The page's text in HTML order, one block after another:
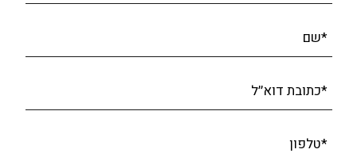
*שם
*כתובת דוא׳׳ל
*טלפון